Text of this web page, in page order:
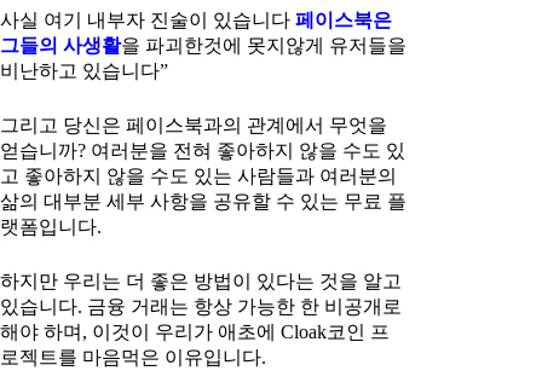
사실 여기 내부자 진술이 있습니다 페이스북은
그들의 사생활을 파괴한것에 못지않게 유저들을
비난하고 있습니다”
그리고 당신은 페이스북과의 관계에서 무엇을
얻습니까? 여러분을 전혀 좋아하지 않을 수도 있
고 좋아하지 않을 수도 있는 사람들과 여러분의
삶의 대부분 세부 사항을 공유할 수 있는 무료 플
랫폼입니다.
하지만 우리는 더 좋은 방법이 있다는 것을 알고
있습니다. 금융 거래는 항상 가능한 한 비공개로
해야 하며, 이것이 우리가 애초에 Cloak코인 프
로젝트를 마음먹은 이유입니다.